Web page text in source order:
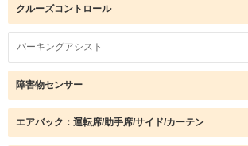
クルーズコントロール
パーキングアシスト
障害物センサー
エアバック：運転席/助手席/サイド/カーテン